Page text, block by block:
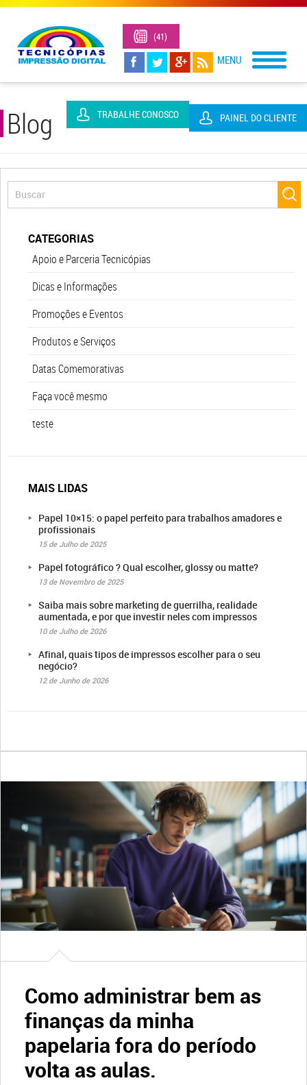
(41)
3323-
1305
PAINEL DO CLIENTE
TRABALHE CONOSCO
Blog
CATEGORIAS
Apoio e Parceria Tecnicópias
Dicas e Informações
Promoções e Eventos
Produtos e Serviços
Datas Comemorativas
Faça você mesmo
teste
MAIS LIDAS
Papel 10×15: o papel perfeito para trabalhos amadores e
profissionais
15 de Julho de 2025
Papel fotográfico ? Qual escolher, glossy ou matte?
13 de Novembro de 2025
Saiba mais sobre marketing de guerrilha, realidade
aumentada, e por que investir neles com impressos
10 de Julho de 2026
Afinal, quais tipos de impressos escolher para o seu
negócio?
12 de Junho de 2026
Como administrar bem as
finanças da minha
papelaria fora do período
volta as aulas.